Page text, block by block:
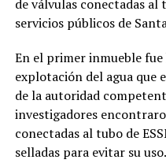
de válvulas conectadas al
servicios públicos de
En el primer inmueble
explotación del agua que
de la autoridad
investigadores
conectadas al tubo de
selladas para evitar su uso.